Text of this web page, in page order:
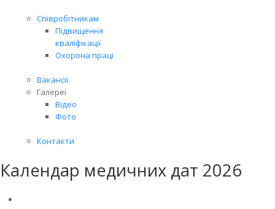
Співробітникам
Підвищення
кваліфікації
Охорона праці
Вакансії
Галереї
Відео
Фото
Контакти
Календар медичних дат 2026